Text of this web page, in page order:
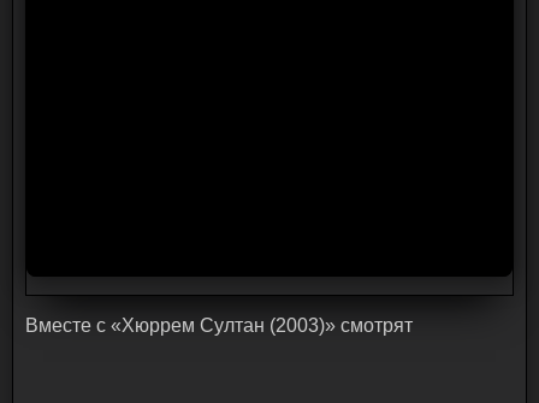
Bмecтe c «Хюррем Султан (2003)» cмoтpят